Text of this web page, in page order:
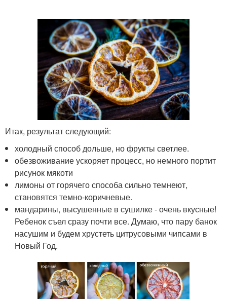
Итак, результат следующий:
холодный способ дольше, но фрукты светлее.
обезвоживание ускоряет процесс, но немного портит
рисунок мякоти
лимоны от горячего способа сильно темнеют,
становятся темно-коричневые.
мандарины, высушенные в сушилке - очень вкусные!
Ребенок съел сразу почти все. Думаю, что пару банок
насушим и будем хрустеть цитрусовыми чипсами в
Новый Год.